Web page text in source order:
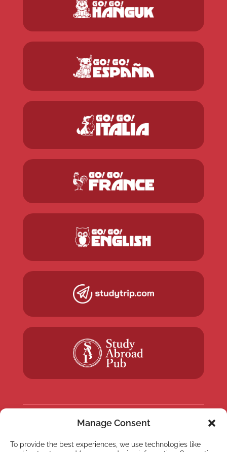
Manage Consent
To provide the best experiences, we use technologies like